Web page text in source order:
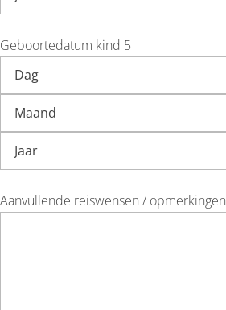
Geboortedatum kind 5
Aanvullende reiswensen / opmerkingen